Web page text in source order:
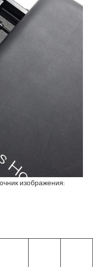
изображения: